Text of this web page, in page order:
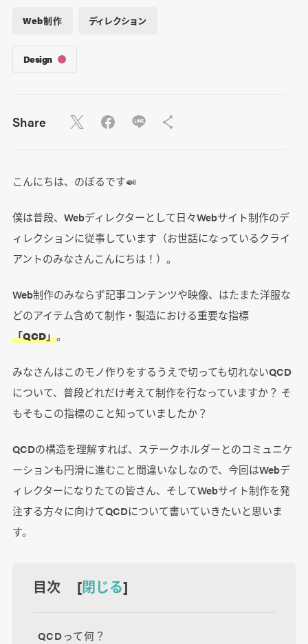
Web制作 ディレクション
Design
Share
こんにちは、のぼるです🍛
僕は普段、Webディレクターとして日々Webサイト制作のデ
ィレクションに従事しています（お世話になっているクライ
アントのみなさんこんにちは！）。
Web制作のみならず記事コンテンツや映像、はたまた洋服な
どのアイテム含めて制作・製造における重要な指標
「QCD」。
みなさんはこのモノ作りをするうえで切っても切れないQCD
について、普段どれだけ考えて制作を行なっていますか？ そ
もそもこの指標のこと知っていましたか？
QCDの構造を理解すれば、ステークホルダーとのコミュニケ
ーションも円滑に進むこと間違いなしなので、今回はWebデ
ィレクターになりたての皆さん、そしてWebサイト制作を発
注する方々に向けてQCDについて書いていきたいと思いま
す。
目次 [閉じる]
QCDって何？